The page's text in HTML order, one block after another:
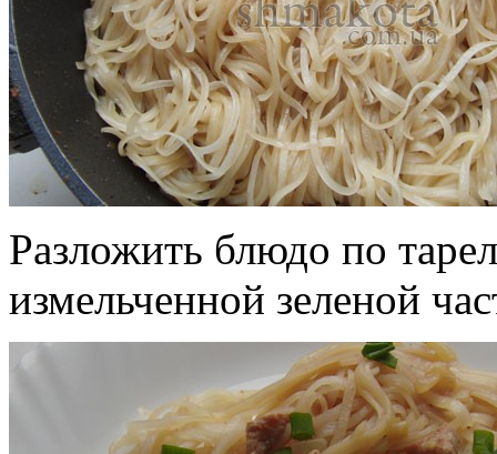
Разложить блюдо по
измельченной зеленой